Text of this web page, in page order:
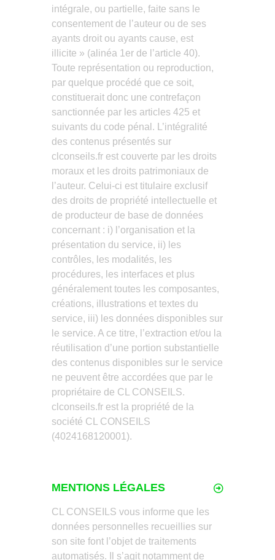
intégrale, ou partielle, faite sans le
consentement de l’auteur ou de ses
ayants droit ou ayants cause, est
illicite » (alinéa 1er de l’article 40).
Toute représentation ou reproduction,
par quelque procédé que ce soit,
constituerait donc une contrefaçon
sanctionnée par les articles 425 et
suivants du code pénal. L’intégralité
des contenus présentés sur
clconseils.fr est couverte par les droits
moraux et les droits patrimoniaux de
l’auteur. Celui-ci est titulaire exclusif
des droits de propriété intellectuelle et
de producteur de base de données
concernant : i) l’organisation et la
présentation du service, ii) les
contrôles, les modalités, les
procédures, les interfaces et plus
généralement toutes les composantes,
créations, illustrations et textes du
service, iii) les données disponibles sur
le service. A ce titre, l’extraction et/ou la
réutilisation d’une portion substantielle
des contenus disponibles sur le service
ne peuvent être accordées que par le
propriétaire de CL CONSEILS.
clconseils.fr est la propriété de la
société CL CONSEILS
(4024168120001).
MENTIONS LÉGALES
CL CONSEILS vous informe que les
données personnelles recueillies sur
son site font l’objet de traitements
automatisés. Il s’agit notamment de